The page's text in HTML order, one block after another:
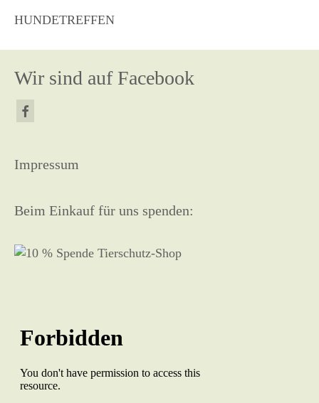
HUNDETREFFEN
Wir sind auf Facebook
Impressum
Beim Einkauf für uns spenden: